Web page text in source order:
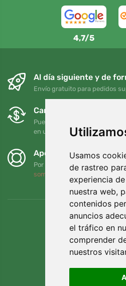
Usamos
de rastreo
experiencia
nuestra web,
contenidos
anuncios
el tráfico en
comprender
nuestros
4,7/5
Al día siguiente y de
Envío gratuito para pedidos
Cambios y
Puede devolver o cambiar su
en un plazo de 90 días
Apoyamos a Trees.org
Por cada pedido plantamos un
somos